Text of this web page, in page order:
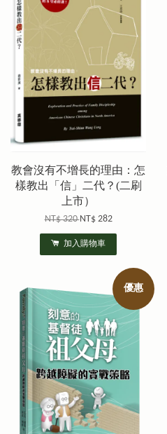
教會沒有不增長的理由：怎
樣教出「信」二代？(二刷
上市）
NT$ 320NT$ 282
加入購物車
優惠